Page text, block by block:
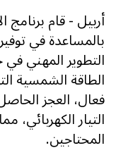
أربيل - قام برنامج
بالمساعدة في
التطوير المهني
الطاقة الشمسية
فعال، العجز
التيار
المحتاجين.